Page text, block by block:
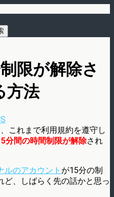
限が解除さ
方法
これまで利用規約を遵守し
分間の時間制限が解除され
ルのアカウント が15分の制
ど、しばらく先の話かと思っ